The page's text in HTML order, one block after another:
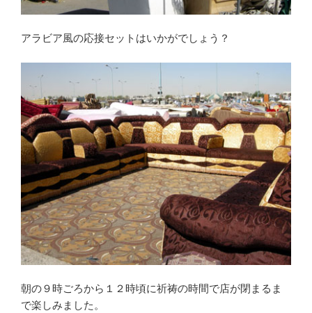
アラビア風の応接セットはいかがでしょう？
朝の９時ごろから１２時頃に祈祷の時間で店が閉まるま
で楽しみました。